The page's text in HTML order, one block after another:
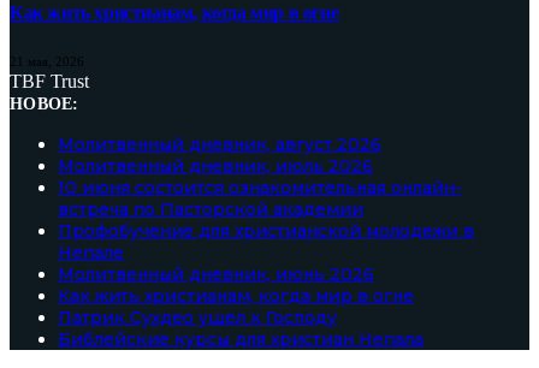
Как жить христианам, когда мир в огне
21 мая, 2026
TBF Trust
НОВОЕ:
Молитвенный дневник, август 2026
Молитвенный дневник, июль 2026
10 июня состоится ознакомительная онлайн-
встреча по Пасторской академии
Профобучение для христианской молодежи в
Непале
Молитвенный дневник, июнь 2026
Как жить христианам, когда мир в огне
Патрик Сухдео ушел к Господу
Библейские курсы для христиан Непала